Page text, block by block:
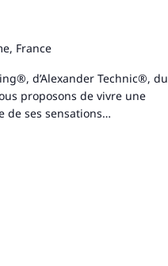
France
d’Alexander Technic®, du
proposons de vivre une
de ses sensations…